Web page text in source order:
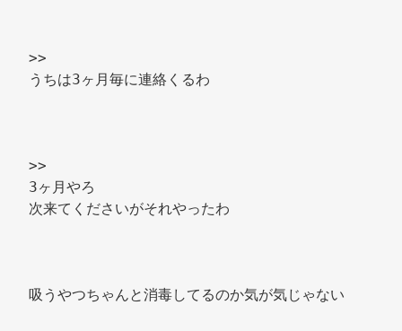
>>
うちは3ヶ月毎に連絡くるわ
>>
3ヶ月やろ
次来てくださいがそれやったわ
吸うやつちゃんと消毒してるのか気が気じゃない